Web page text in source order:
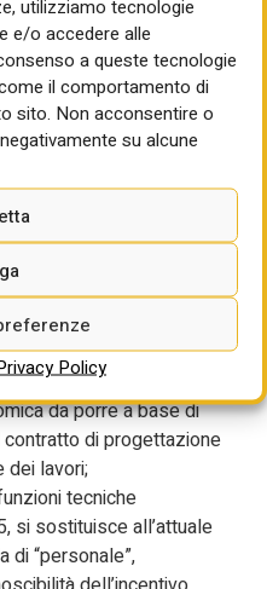
utilizziamo tecnologie
e/o accedere alle
a queste tecnologie
il comportamento di
sito. Non acconsentire o
su alcune
Policy
con stima
progetto di importo
ovvero alla soglia
a) in caso di
10, comma 1, del
2004, n. 42;
integrato su cui le
richiesto modifiche
previsto
affidata ad apposite
guida del Consiglio
la definizione degli
del progetto di
da porre a base di
di progettazione
dei lavori;
tecniche
si sostituisce all’attuale
di “personale”,